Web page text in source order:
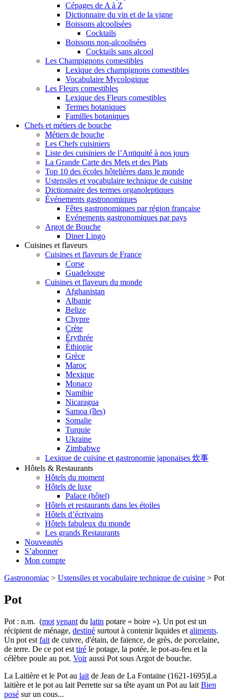
Cépages de A à Z
Dictionnaire du vin et de la vigne
Boissons alcoolisées
Cocktails
Boissons non-alcoolisées
Cocktails sans alcool
Les Champignons comestibles
Lexique des champignons comestibles
Vocabulaire Mycologique
Les Fleurs comestibles
Lexique des Fleurs comestibles
Termes botaniques
Familles botaniques
Chefs et métiers de bouche
Métiers de bouche
Les Chefs cuisiniers
Liste des cuisiniers de l’Antiquité à nos jours
La Grande Carte des Mets et des Plats
Top 10 des écoles hôtelières dans le monde
Ustensiles et vocabulaire technique de cuisine
Dictionnaire des termes organoleptiques
Événements gastronomiques
Fêtes gastronomiques par région française
Evénements gastronomiques par pays
Argot de Bouche
Diner Lingo
Cuisines et flaveurs
Cuisines et flaveurs de France
Corse
Guadeloupe
Cuisines et flaveurs du monde
Afghanistan
Albanie
Belize
Chypre
Crète
Érythrée
Éthiopie
Grèce
Maroc
Mexique
Monaco
Namibie
Nicaragua
Samoa (îles)
Somalie
Turquie
Ukraine
Zimbabwe
Lexique de cuisine et gastronomie japonaises 炊事
Hôtels & Restaurants
Hôtels du moment
Hôtels de luxe
Palace (hôtel)
Hôtels et restaurants dans les étoiles
Hôtels d’écrivains
Hôtels fabuleux du monde
Les grands Restaurants
Nouveautés
S’abonner
Mon compte
Gastronomiac > Ustensiles et vocabulaire technique de cuisine > Pot
Pot
Pot : n.m. (mot venant du latin potare « boire »). Un pot est un
récipient de ménage, destiné surtout à contenir liquides et aliments.
Un pot est fait de cuivre, d'étain, de faïence, de grès, de porcelaine,
de terre. De ce pot est tiré le potage, la potée, le pot-au-feu et la
célèbre poule au pot. Voiraussi Pot sous Argot de bouche.
La Laitière et le Pot au lait de Jean de La Fontaine (1621-1695)La
laitière et le pot au lait Perrette sur sa tête ayant un Pot au lait Bien
posé sur un cous...